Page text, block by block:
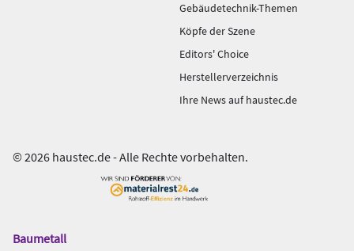
Gebäudetechnik-Themen
Köpfe der Szene
Editors' Choice
Herstellerverzeichnis
Ihre News auf haustec.de
© 2026 haustec.de - Alle Rechte vorbehalten.
Das
Baumetall